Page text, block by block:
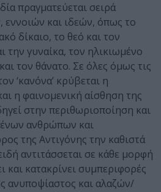
πραγματεύεται σειρά
εννοιών και ιδεών, όπως το
δίκαιο, το θεό και τον
την γυναίκα, τον ηλικιωμένο
τον θάνατο. Σε όλες όμως τις
‘κανόνα’ κρύβεται η
η φαινομενική αίσθηση της
στην περιθωριοποίηση και
ανθρώπων και
της Αντιγόνης την καθιστά
αντιτάσσεται σε κάθε μορφή
και κατακρίνει συμπεριφορές
ανυποψίαστος και αλαζών/